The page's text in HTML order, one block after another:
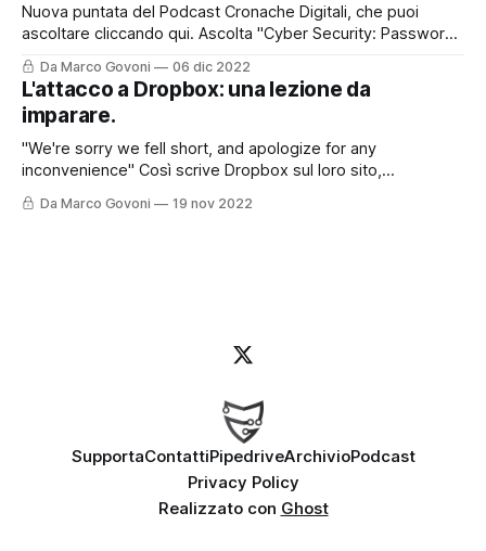
Nuova puntata del Podcast Cronache Digitali, che puoi
ascoltare cliccando qui. Ascolta "Cyber Security: Password
Manager. Cosa sono e perché devi usarli." su Spreaker.
Oggi vi lascio anche il contributo con questo post perché
l'argomento è molto interessante e certamente andrà
Da Marco Govoni 06 dic 2022
L'attacco a Dropbox: una lezione da
imparare.
"We're sorry we fell short, and apologize for any
inconvenience" Così scrive Dropbox sul loro sito,
raccontando come sia stato possibile - e come sia stato
gestito - un recente attacco informatico. Ma partiamo
Da Marco Govoni 19 nov 2022
SupportaContattiPipedriveArchivioPodcast
Privacy Policy
Realizzato con Ghost